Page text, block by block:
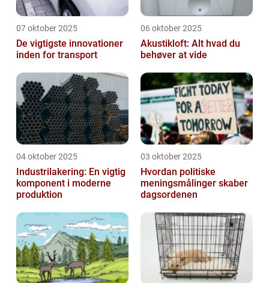
07 oktober 2025
De vigtigste innovationer
inden for transport
06 oktober 2025
Akustikloft: Alt hvad du
behøver at vide
04 oktober 2025
Industrilakering: En vigtig
komponent i moderne
produktion
03 oktober 2025
Hvordan politiske
meningsmålinger skaber
dagsordenen